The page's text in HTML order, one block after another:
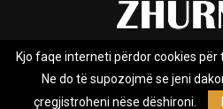
Rreth nesh Impresumi
Privacy
Kjo faqe interneti përdor cookies për
Ne do të supozojmë se jeni
çregjistroheni nëse dëshironi.